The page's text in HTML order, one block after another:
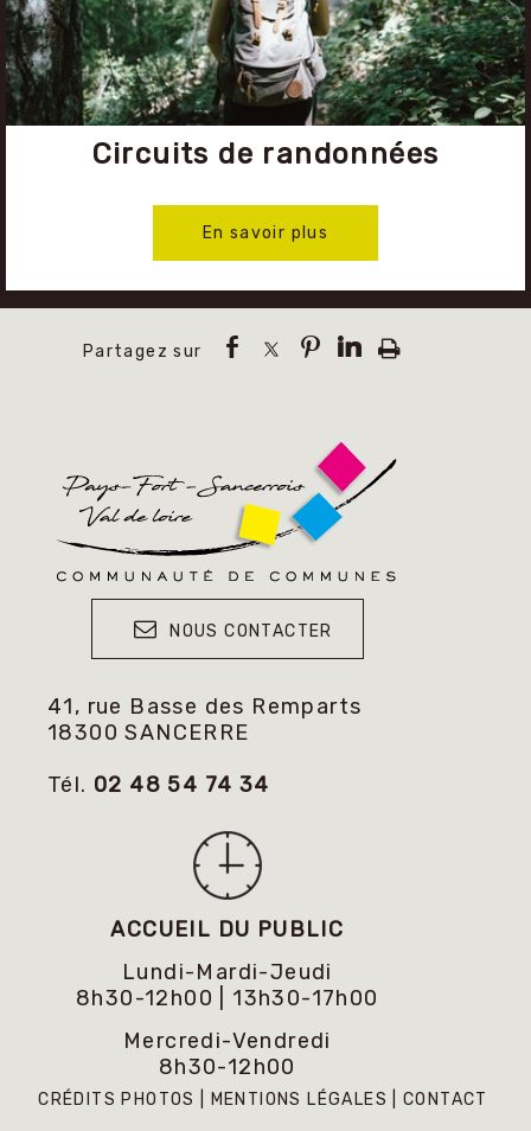
Circuits de randonnées
NOUS CONTACTER
41, rue Basse des Remparts
18300 SANCERRE
Tél. 02 48 54 74 34
ACCUEIL DU PUBLIC
Lundi-Mardi-Jeudi
8h30-12h00 | 13h30-17h00
Mercredi-Vendredi
8h30-12h00
CRÉDITS PHOTOS MENTIONS LÉGALES CONTACT